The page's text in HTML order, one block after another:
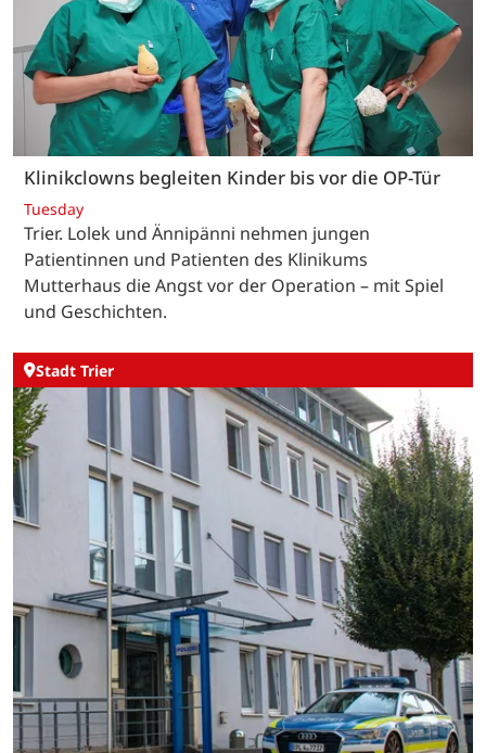
Klinikclowns begleiten Kinder bis vor die OP-Tür
Tuesday
Trier. Lolek und Ännipänni nehmen jungen
Patientinnen und Patienten des Klinikums
Mutterhaus die Angst vor der Operation – mit Spiel
und Geschichten.
Stadt Trier